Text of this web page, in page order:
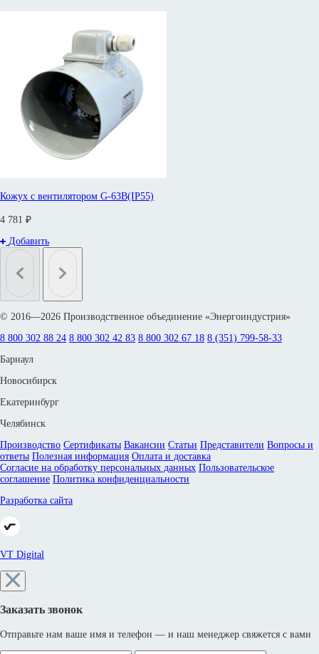
Кожух с вентилятором G-63B(IP55)
4 781 ₽
Добавить
© 2016—2026 Производственное объединение «Энергоиндустрия»
8 800 302 88 24 8 800 302 42 83 8 800 302 67 18 8 (351) 799-58-33
Барнаул
Новосибирск
Екатеринбург
Челябинск
Производство Сертификаты Вакансии Статьи Представители Вопросы и
ответы Полезная информация Оплата и доставка
Согласие на обработку персональных данных Пользовательское
соглашение Политика конфиденциальности
Разработка сайта
VT Digital
Заказать звонок
Отправьте нам ваше имя и телефон — и наш менеджер свяжется с вами